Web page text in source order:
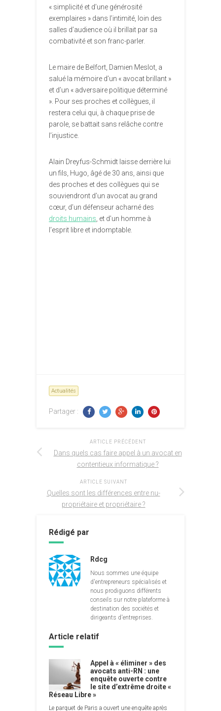
« simplicité et d’une générosité
exemplaires » dans l’intimité, loin des
salles d’audience où il brillait par sa
combativité et son franc-parler.
Le maire de Belfort, Damien Meslot, a
salué la mémoire d’un « avocat brillant »
et d’un « adversaire politique déterminé
». Pour ses proches et collègues, il
restera celui qui, à chaque prise de
parole, se battait sans relâche contre
l’injustice.
Alain Dreyfus-Schmidt laisse derrière lui
un fils, Hugo, âgé de 30 ans, ainsi que
des proches et des collègues qui se
souviendront d’un avocat au grand
cœur, d’un défenseur acharné des
droits humains , et d’un homme à
l’esprit libre et indomptable.
Actualités
Partager :
ARTICLE PRÉCÉDENT
Dans quels cas faire appel à un avocat en
contentieux informatique ?
ARTICLE SUIVANT
Quelles sont les différences entre nu-
propriétaire et propriétaire ?
Rédigé par
Rdcg
Nous sommes une équipe
d'entrepreneurs spécialisés et
nous prodiguons différents
conseils sur notre plateforme à
destination des sociétés et
dirigeants d'entreprises.
Article relatif
Appel à « éliminer » des
avocats anti-RN : une
enquête ouverte contre
le site d’extrême droite «
Réseau Libre »
Le parquet de Paris a ouvert une enquête après